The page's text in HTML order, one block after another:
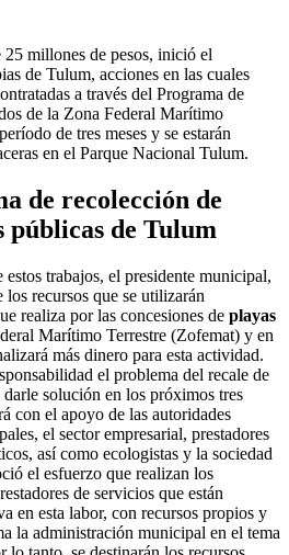
millones de pesos, inició el
de Tulum, acciones en las cuales
a través del Programa de
de la Zona Federal Marítimo
de tres meses y se estarán
en el Parque Nacional Tulum.
de recolección de
públicas de Tulum
trabajos, el presidente municipal,
recursos que se utilizarán
realiza por las concesiones de playas
Marítimo Terrestre (Zofemat) y en
más dinero para esta actividad.
el problema del recale de
solución en los próximos tres
con el apoyo de las autoridades
el sector empresarial, prestadores
así como ecologistas y la sociedad
el esfuerzo que realizan los
de servicios que están
en esta labor, con recursos propios y
la administración municipal en el tema